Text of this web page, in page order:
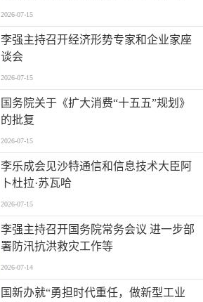
水京西、活力永定”新图景
2026-07-15
李强主持召开经济形势专家和企业家座
谈会
2026-07-15
国务院关于《扩大消费“十五五”规划》
的批复
2026-07-15
李乐成会见沙特通信和信息技术大臣阿
卜杜拉·苏瓦哈
2026-07-15
李强主持召开国务院常务会议 进一步部
署防汛抗洪救灾工作等
2026-07-14
国新办就“勇担时代重任，做新型工业